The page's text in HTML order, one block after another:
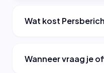
Wat kost
Wanneer vraag je